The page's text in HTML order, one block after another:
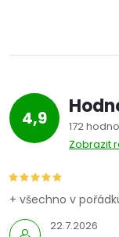
4,9
172
Zobrazit
22.7.2026
+ všechno v